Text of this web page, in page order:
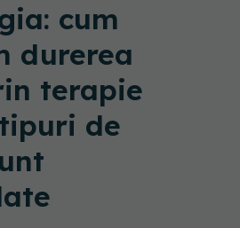
cum
durerea
terapie
de